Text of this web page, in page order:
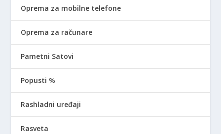
Oprema za mobilne telefone
Oprema za računare
Pametni Satovi
Popusti %
Rashladni uređaji
Rasveta